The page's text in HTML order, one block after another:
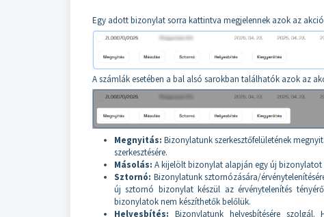
Egy adott bizonylat sorra kattintva megjelennek azok az
A számlák esetében a bal alsó sarokban találhatók azok az
Megnyitás:Bizonylatunk szerkesztőfelületének
szerkesztésére.
Másolás: A kijelölt bizonylat alapján egy új
Sztornó: Bizonylatunk sztornózására/
új sztornó bizonylat készül az érvénytelenítés
bizonylatok nem készíthetők belőlük.
Helyesbítés: Bizonylatunk helyesbítésére